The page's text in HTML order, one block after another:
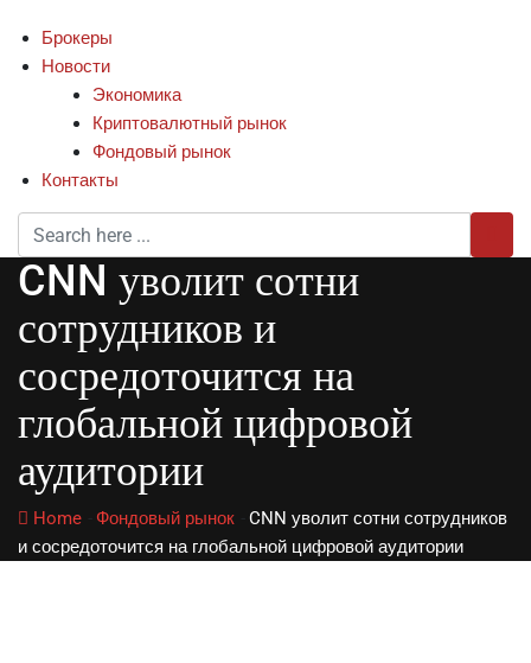
Брокеры
Новости
Экономика
Криптовалютный рынок
Фондовый рынок
Контакты
CNN уволит сотни
сотрудников и
сосредоточится на
глобальной цифровой
аудитории
Home Фондовый рынок
CNN уволит сотни сотрудников
и сосредоточится на глобальной цифровой аудитории